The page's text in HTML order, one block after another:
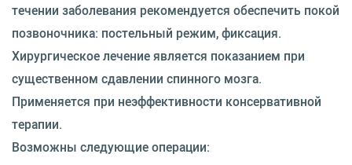
течении заболевания рекомендуется обеспечить покой
позвоночника: постельный режим, фиксация.
Хирургическое лечение является показанием при
существенном сдавлении спинного мозга.
Применяется при неэффективности консервативной
терапии.
Возможны следующие операции: